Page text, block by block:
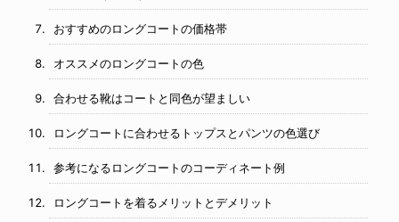
おすすめのロングコートの価格帯
オススメのロングコートの色
合わせる靴はコートと同色が望ましい
ロングコートに合わせるトップスとパンツの色選び
参考になるロングコートのコーディネート例
ロングコートを着るメリットとデメリット